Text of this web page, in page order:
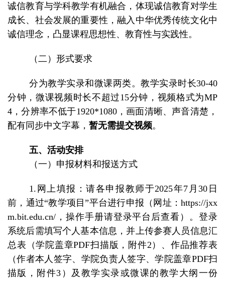
诚信教育与学科教学有机融合，体现诚信教育对学生
成长、社会发展的重要性，融入中华优秀传统文化中
诚信理念，凸显课程思想性、教育性与实践性。
（二）形式要求
分为教学实录和微课两类。教学实录时长30-40
分钟，微课视频时长不超过15分钟，视频格式为MP
4，分辨率不低于1920*1080，画面清晰、声音清楚，
配有同步中文字幕， 暂无需提交视频。
五、活动安排
（一）申报材料和报送方式
1.网上填报：请各申报教师于2025年7月30日
前，通过“教学项目”平台进行申报（网址：https://jxx
m.bit.edu.cn/，操作手册请登录平台后查看）。登录
系统后需填写个人基本信息，并上传参赛人员信息汇
总表（学院盖章PDF扫描版，附件2）、作品推荐表
（作者本人签字、学院负责人签字、学院盖章PDF扫
描版，附件3）及教学实录或微课的教学大纲一份